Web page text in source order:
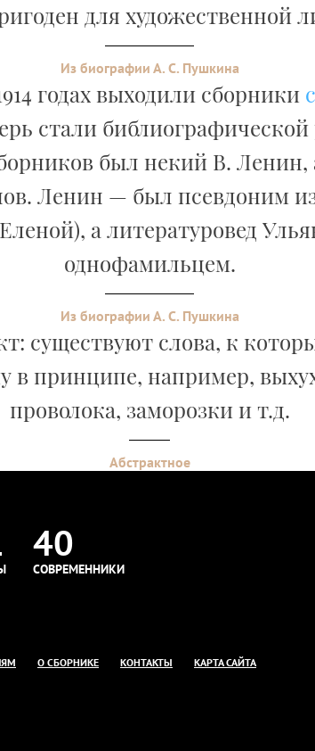
для художественной
Из биографии А. С. Пушкина
годах выходили сборники
стали
был некий В. Ленин,
Ленин — был псевдоним
а литературовед
однофамильцем.
Из биографии А. С. Пушкина
существуют слова, к
в принципе, например,
проволока, заморозки и т.д.
Абстрактное
40
СОВРЕМЕННИКИ
О СБОРНИКЕ КОНТАКТЫ КАРТА САЙТА